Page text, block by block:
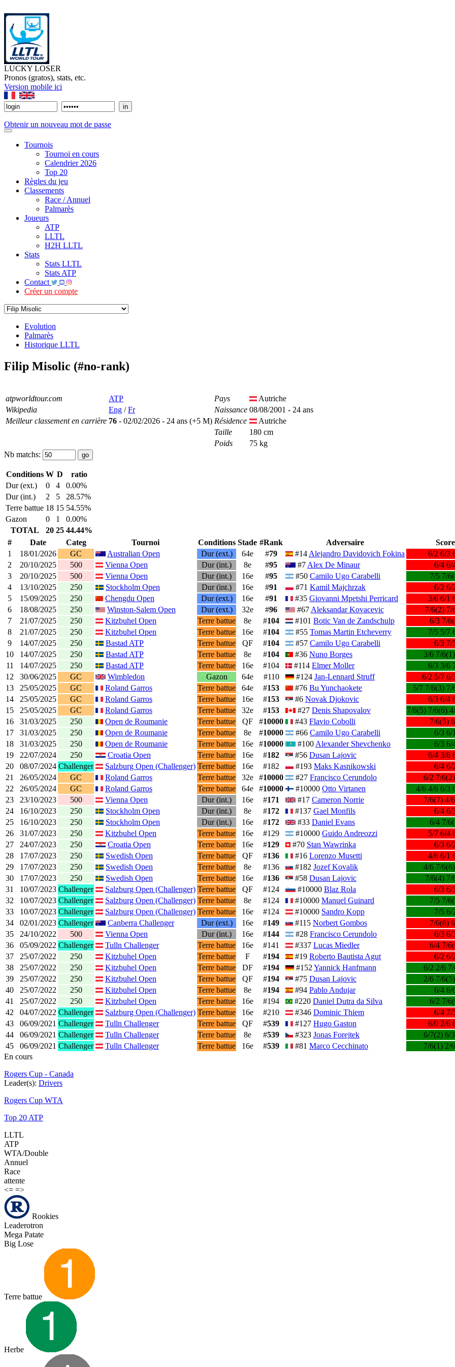
LUCKY LOSER
Pronos (gratos), stats, etc.
Version mobile ici
Obtenir un nouveau mot de passe
Tournois
Tournoi en cours
Calendrier 2026
Top 20
Règles du jeu
Classements
Race / Annuel
Palmarès
Joueurs
ATP
LLTL
H2H LLTL
Stats
Stats LLTL
Stats ATP
Contact
Créer un compte
Evolution
Palmarès
Historique LLTL
Filip Misolic (#no-rank)
atpworldtour.com ATP Pays
Autriche
Wikipedia
Eng /Fr Naissance 08/08/2001 - 24 ans
Meilleur classement en carrière 76 - 02/02/2026 - 24 ans (+5 M) Résidence
Autriche
Taille
180 cm
Poids
75 kg
Nb matchs:
Conditions W D
ratio
Dur (ext.)
0 4
0.00%
Dur (int.)
2 5
28.57%
Terre battue 18 15 54.55%
Gazon
0 1
0.00%
TOTAL
20 25 44.44%
#
Date Categ Tournoi Conditions Stade #Rank Adversaire
Score
1
18/01/2026 GC Australian Open Dur (ext.) 64e #79 #14 Alejandro Davidovich Fokina
6/2 6/3
2
20/10/2025 500 Vienna Open Dur (int.) 8e #95 #7 Alex De Minaur
6/4 6/
3
20/10/2025 500 Vienna Open Dur (int.) 16e #95 #50 Camilo Ugo Carabelli
7/5 7/
4
13/10/2025 250 Stockholm Open Dur (int.) 16e #91 #71 Kamil Majchrzak
6/2 6/
5
15/09/2025 250 Chengdu Open Dur (ext.) 16e #91 #35 Giovanni Mpetshi Perricard
3/6 6/1
6
18/08/2025 250 Winston-Salem Open Dur (ext.) 32e #96 #67 Aleksandar Kovacevic
7/6(2) 7/
7
21/07/2025 250 Kitzbuhel Open Terre battue 8e #104 #101Botic Van de Zandschulp
6/3 7/
8
21/07/2025 250 Kitzbuhel Open Terre battue 16e #104 #55 Tomas Martin Etcheverry
7/5 5/7
9
14/07/2025 250 Bastad ATP Terre battue QF #104 #57 Camilo Ugo Carabelli
6/3 7/
10
14/07/2025 250 Bastad ATP Terre battue 8e #104 #36 Nuno Borges
3/6 7/
11
14/07/2025 250 Bastad ATP Terre battue 16e #104 #114Elmer Moller
6/3 3/6
12
30/06/2025 GC Wimbledon Gazon 64e #110 #124 Jan-Lennard Struff
6/2 5/7 6/
13
25/05/2025 GC Roland Garros Terre battue 64e #153 #76 Bu Yunchaokete
5/7 7/6(3) 7/
14
25/05/2025 GC Roland Garros Terre battue 16e #153 #6 Novak Djokovic
6/3 6/4
15
25/05/2025 GC Roland Garros Terre battue 32e #153 #27 Denis Shapovalov
7/6(5) 7/6(6)
16
31/03/2025 250 Open de Roumanie Terre battue QF #10000 #43 Flavio Cobolli
7/6(5)
17
31/03/2025 250 Open de Roumanie Terre battue 8e #10000 #66 Camilo Ugo Carabelli
6/3 6/1
18
31/03/2025 250 Open de Roumanie Terre battue 16e #10000 #100 Alexander Shevchenko
6/3 6/
19
22/07/2024 250 Croatia Open Terre battue 16e #182 #56 Dusan Lajovic
6/4 3/6
20
08/07/2024 Challenger Salzburg Open (Challenger) Terre battue 16e #182 #193 Maks Kasnikowski
6/4 6/
21
26/05/2024 GC Roland Garros Terre battue 32e #10000 #27 Francisco Cerundolo
6/2 7/
22
26/05/2024 GC Roland Garros Terre battue 64e #10000 #10000Otto Virtanen
4/6 4/6 6/3
23
23/10/2023 500 Vienna Open Dur (int.) 16e #171 #17 Cameron Norrie
7/6(7) 4/
24
16/10/2023 250 Stockholm Open Dur (int.) 8e #172 #137 Gael Monfils
6/4 6/
25
16/10/2023 250 Stockholm Open Dur (int.) 16e #172 #33 Daniel Evans
6/4 7/
26
31/07/2023 250 Kitzbuhel Open Terre battue 16e #129 #10000 Guido Andreozzi
5/7 6/4
27
24/07/2023 250 Croatia Open Terre battue 16e #129 #70 Stan Wawrinka
6/3 6/
28
17/07/2023 250 Swedish Open Terre battue QF #136 #16 Lorenzo Musetti
4/6 6/1
29
17/07/2023 250 Swedish Open Terre battue 8e #136 #182 Jozef Kovalik
4/6 7/
30
17/07/2023 250 Swedish Open Terre battue 16e #136 #58 Dusan Lajovic
7/6(4) 7/
31
10/07/2023 Challenger Salzburg Open (Challenger) Terre battue QF #124 #10000 Blaz Rola
6/3 6/
32
10/07/2023 Challenger Salzburg Open (Challenger) Terre battue 8e #124 #10000 Manuel Guinard
7/5 7/
33
10/07/2023 Challenger Salzburg Open (Challenger) Terre battue 16e #124 #10000 Sandro Kopp
7/5 6/
34
02/01/2023 Challenger Canberra Challenger Dur (ext.) 16e #149 #115 Norbert Gombos
7/6(6)
35
24/10/2022 500 Vienna Open Dur (int.) 16e #144 #28 Francisco Cerundolo
6/3 6/
36
05/09/2022 Challenger Tulln Challenger Terre battue 16e #141 #337 Lucas Miedler
6/4 7/
37
25/07/2022 250 Kitzbuhel Open Terre battue F #194 #19 Roberto Bautista Agut
6/2 6/
38
25/07/2022 250 Kitzbuhel Open Terre battue DF #194 #152 Yannick Hanfmann
6/2 2/6
39
25/07/2022 250 Kitzbuhel Open Terre battue QF #194 #75 Dusan Lajovic
2/6 7/
40
25/07/2022 250 Kitzbuhel Open Terre battue 8e #194 #94 Pablo Andujar
6/4 6/
41
25/07/2022 250 Kitzbuhel Open Terre battue 16e #194 #220Daniel Dutra da Silva
6/2 7/
42
04/07/2022 Challenger Salzburg Open (Challenger) Terre battue 16e #210 #346 Dominic Thiem
6/4 7/
43
06/09/2021 Challenger Tulln Challenger Terre battue QF #539 #127 Hugo Gaston
6/0 2/6
44
06/09/2021 Challenger Tulln Challenger Terre battue 8e #539 #323 Jonas Forejtek
6/7(2) 6/
45
06/09/2021 Challenger Tulln Challenger Terre battue 16e #539 #81 Marco Cecchinato
7/6(1) 2/
En cours
Rogers Cup - Canada
Leader(s): Drivers
Rogers Cup WTA
Top 20 ATP
LLTL
ATP
WTA/Double
Annuel
Race
attente
<= =>
Rookies
Leaderotron
Mega Patate
Big Lose
Terre battue
Herbe